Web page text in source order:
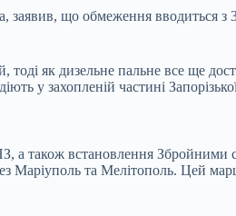
що обмеження вводиться
як дизельне пальне все ще
у захопленій частині
а також встановлення
Маріуполь та Мелітополь. Цей